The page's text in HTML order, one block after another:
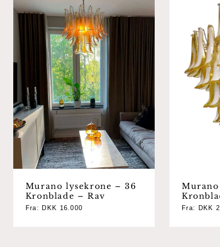
Murano lysekrone – 36
Kronblade – Rav
Fra: DKK 16.000 Fra: DKK